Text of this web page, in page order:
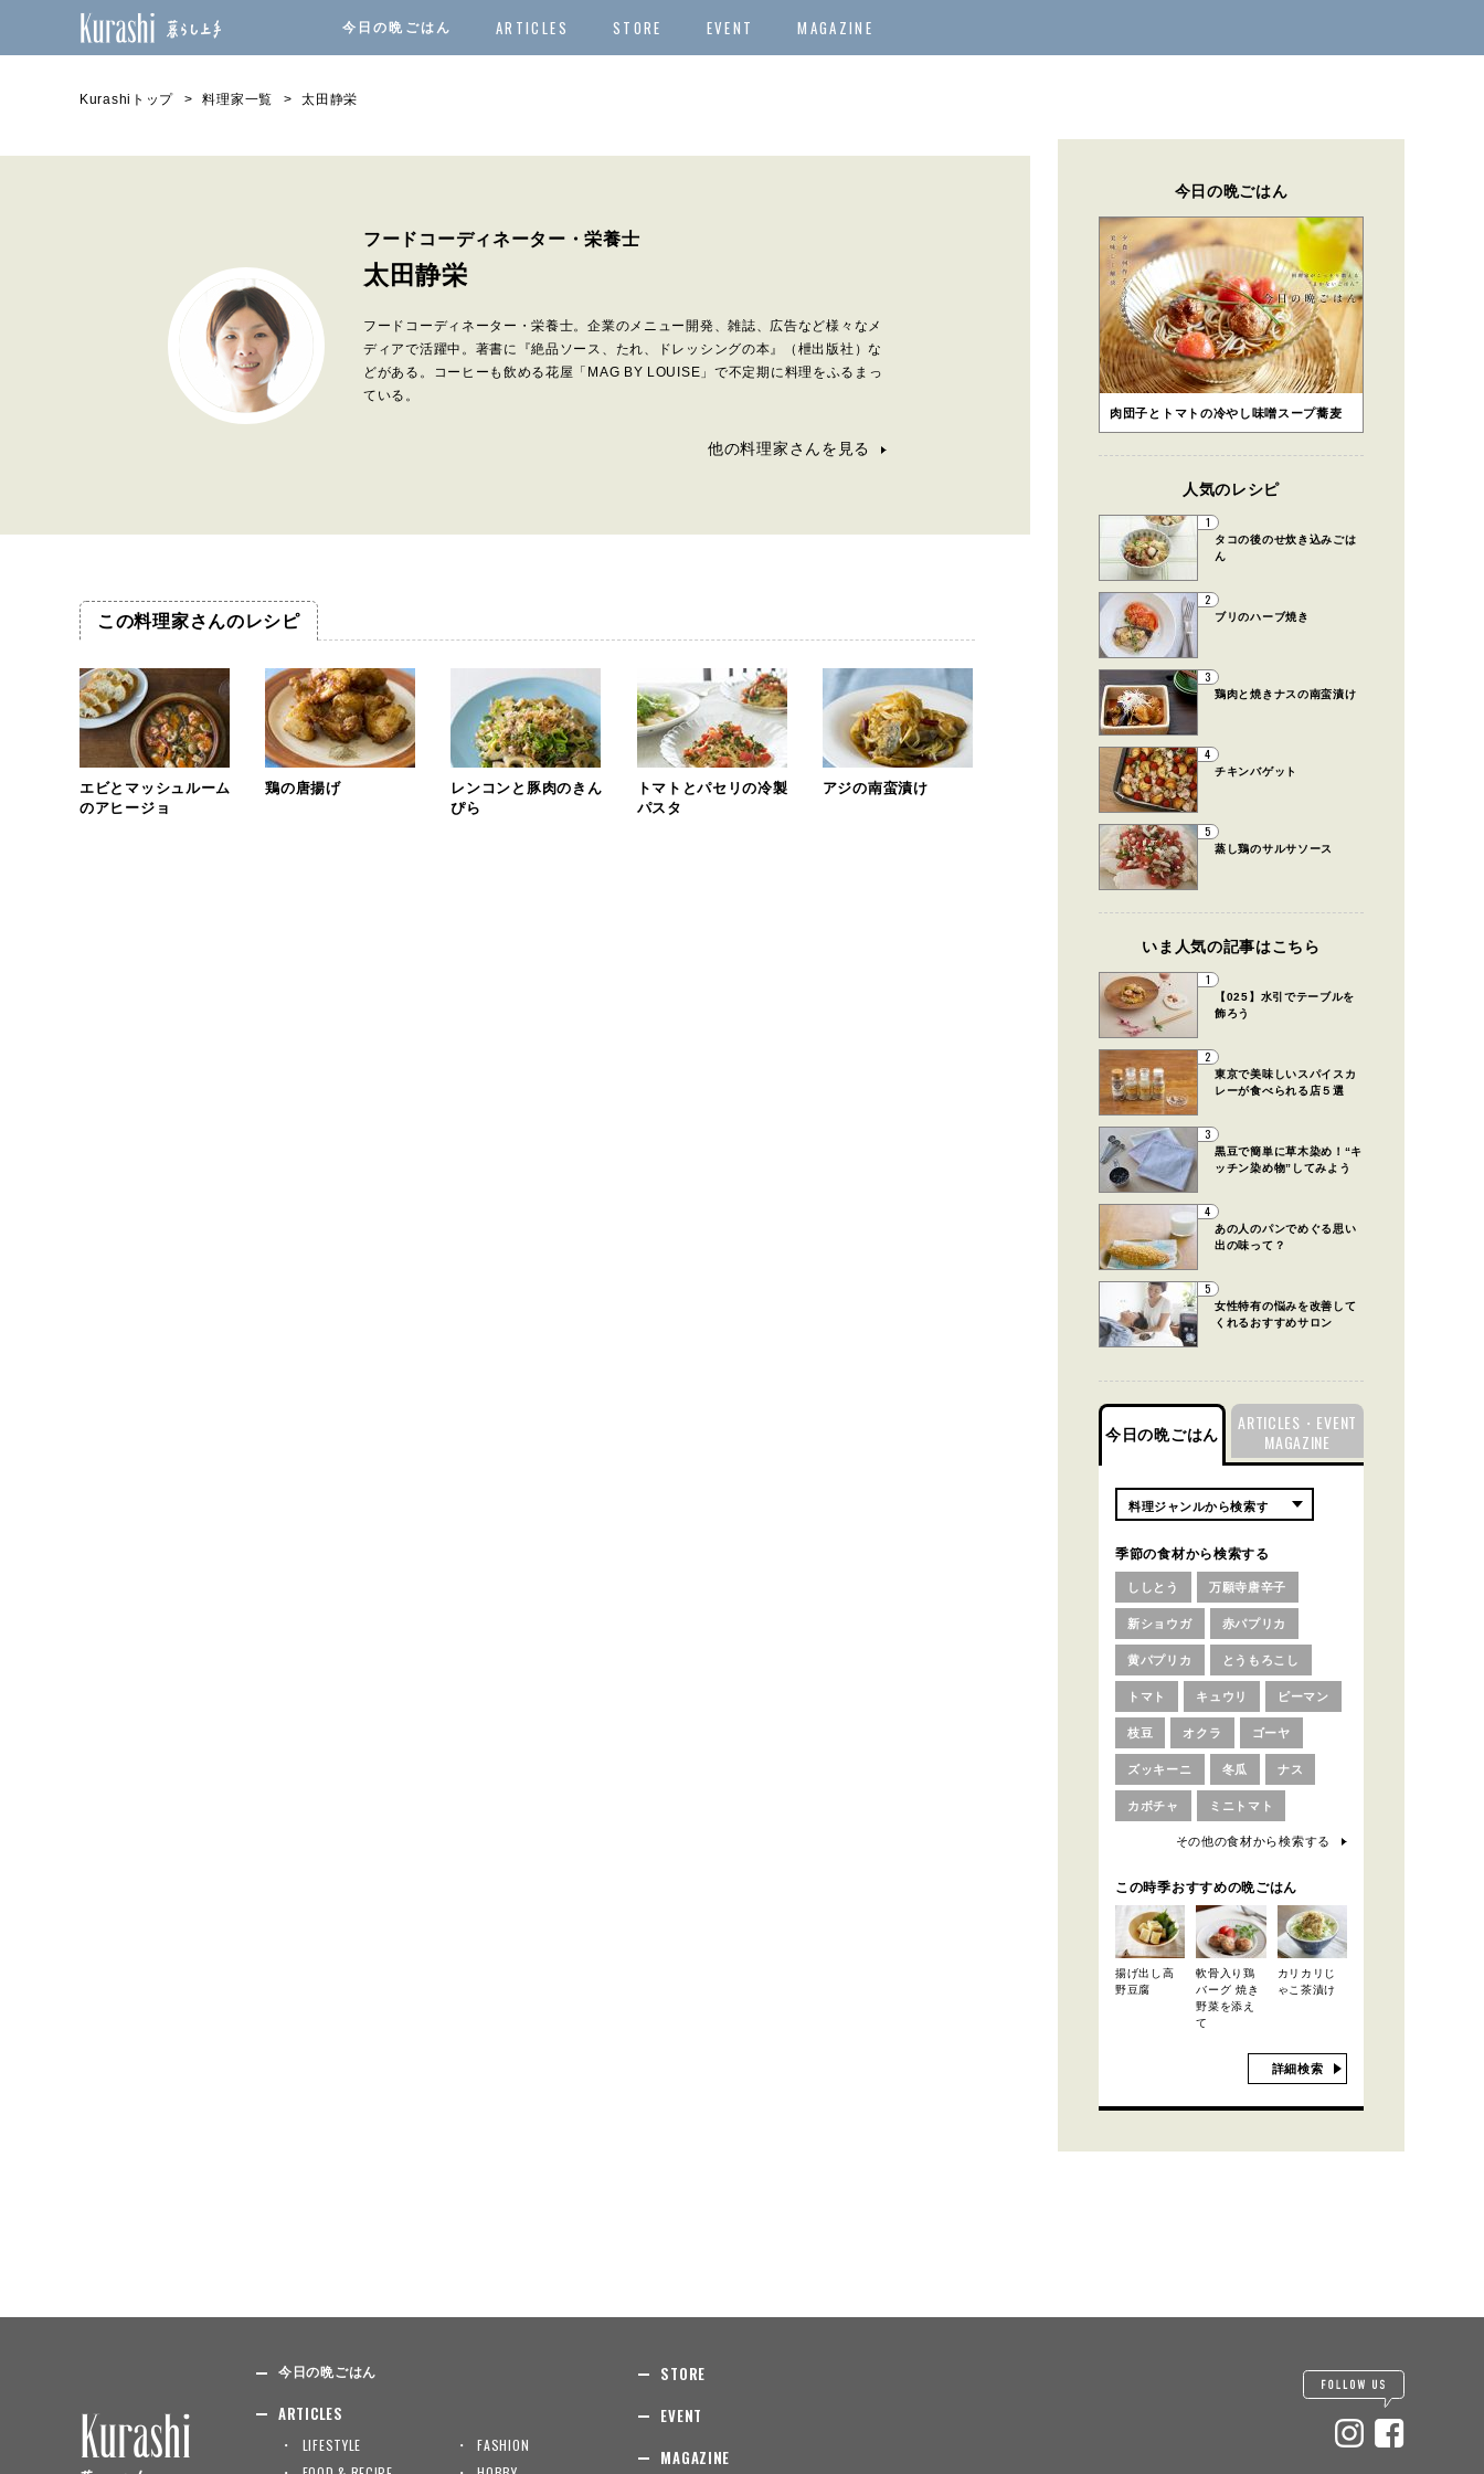
今日の晩ごはん ARTICLES STORE EVENT MAGAZINE
Kurashiトップ 料理家一覧 太田静栄
フードコーディネーター・栄養士
太田静栄
フードコーディネーター・栄養士。企業のメニュー開発、雑誌、広告など様々なメ
ディアで活躍中。著書に『絶品ソース、たれ、ドレッシングの本』（枻出版社）な
どがある。コーヒーも飲める花屋「MAG BY LOUISE」で不定期に料理をふるまっ
ている。
他の料理家さんを見る
この料理家さんのレシピ
エビとマッシュルーム
のアヒージョ
鶏の唐揚げ
レンコンと豚肉のきん
ぴら
トマトとパセリの冷製
パスタ
アジの南蛮漬け
今日の晩ごはん
肉団子とトマトの冷やし味噌スープ蕎麦
人気のレシピ
1
タコの後のせ炊き込みごは
ん
2
ブリのハーブ焼き
3
鶏肉と焼きナスの南蛮漬け
4
チキンバゲット
5
蒸し鶏のサルサソース
いま人気の記事はこちら
1
【025】水引でテーブルを
飾ろう
2
東京で美味しいスパイスカ
レーが食べられる店５選
3
黒豆で簡単に草木染め！“キ
ッチン染め物”してみよう
4
あの人のパンでめぐる思い
出の味って？
5
女性特有の悩みを改善して
くれるおすすめサロン
今日の晩ごはん
ARTICLES・EVENT
MAGAZINE
季節の食材から検索する
ししとう 万願寺唐辛子
新ショウガ 赤パプリカ
黄パプリカ とうもろこし
トマト キュウリ ピーマン
枝豆 オクラ ゴーヤ
ズッキーニ 冬瓜 ナス
カボチャ ミニトマト
その他の食材から検索する
この時季おすすめの晩ごはん
揚げ出し高
野豆腐
軟骨入り鶏
バーグ 焼き
野菜を添え
て
カリカリじ
ゃこ茶漬け
詳細検索
今日の晩ごはん
ARTICLES
LIFESTYLE
FASHION
STORE
EVENT
MAGAZINE